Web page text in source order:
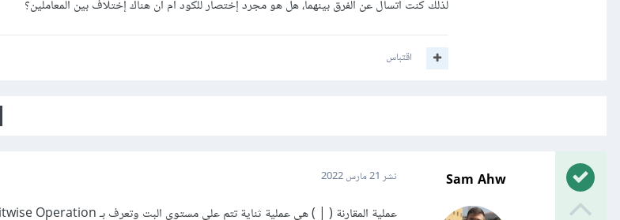
لذلك كنت أتسأل عن الفرق بينهما، هل هو مجرد إختصار للكود أم أن هناك إختلاف بين المعاملين؟
اقتباس
Sam Ahw نشر 21 مارس 2022